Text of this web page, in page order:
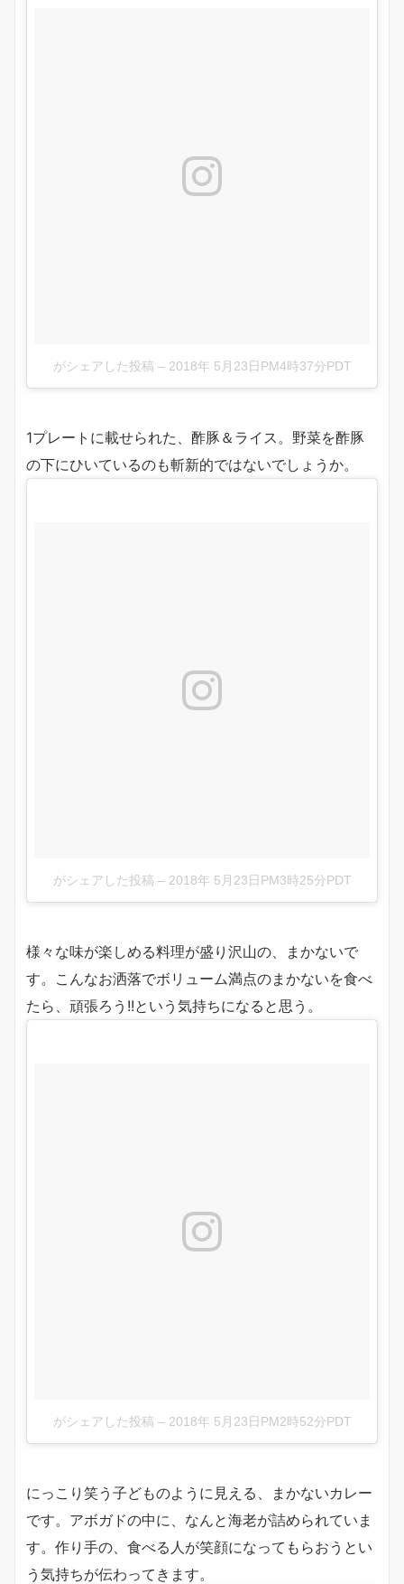
がシェアした投稿 – 2018年 5月23日PM4時37分PDT
1プレートに載せられた、酢豚＆ライス。野菜を酢豚
の下にひいているのも斬新的ではないでしょうか。
がシェアした投稿 – 2018年 5月23日PM3時25分PDT
様々な味が楽しめる料理が盛り沢山の、まかないで
す。こんなお洒落でボリューム満点のまかないを食べ
たら、頑張ろう!!という気持ちになると思う。
がシェアした投稿 – 2018年 5月23日PM2時52分PDT
にっこり笑う子どものように見える、まかないカレー
です。アボガドの中に、なんと海老が詰められていま
す。作り手の、食べる人が笑顔になってもらおうとい
う気持ちが伝わってきます。